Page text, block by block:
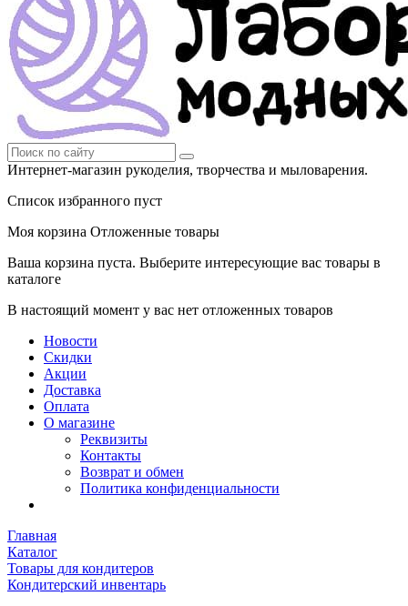
Интернет-магазин рукоделия, творчества и мыловарения.
Список избранного пуст
Моя корзина Отложенные товары
Ваша корзина пуста. Выберите интересующие вас товары в
каталоге
В настоящий момент у вас нет отложенных товаров
Новости
Скидки
Акции
Доставка
Оплата
О магазине
Реквизиты
Контакты
Возврат и обмен
Политика конфиденциальности
Главная
Каталог
Товары для кондитеров
Кондитерский инвентарь